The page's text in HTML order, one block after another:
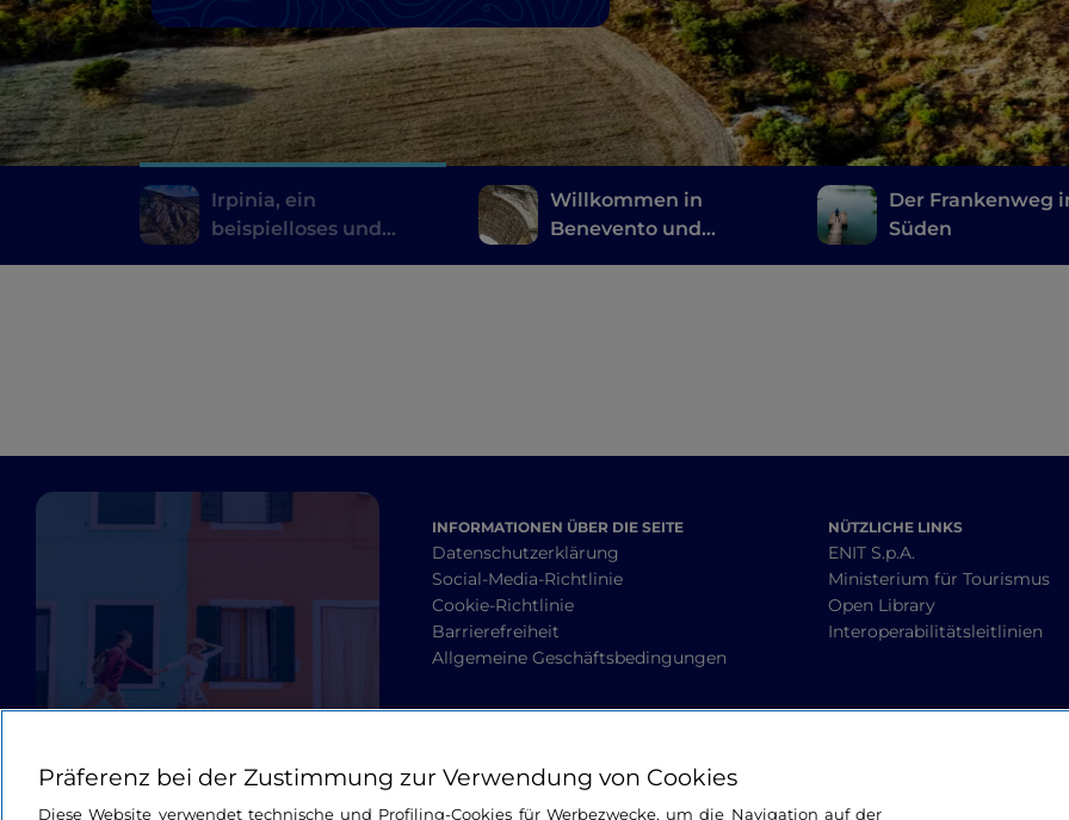
Irpinia, ein
beispielloses und
Willkommen in
Benevento und
Der Frankenweg
Süden
INFORMATIONEN ÜBER DIE SEITE
Datenschutzerklärung
Social-Media-Richtlinie
Cookie-Richtlinie
Barrierefreiheit
Allgemeine Geschäftsbedingungen
NÜTZLICHE LINKS
ENIT S.p.A.
Ministerium für Tourismus
Open Library
Interoperabilitätsleitlinien
Präferenz bei der Zustimmung zur Verwendung von Cookies
Diese Website verwendet technische und Profiling-Cookies für Werbezwecke, um die Navigation auf der